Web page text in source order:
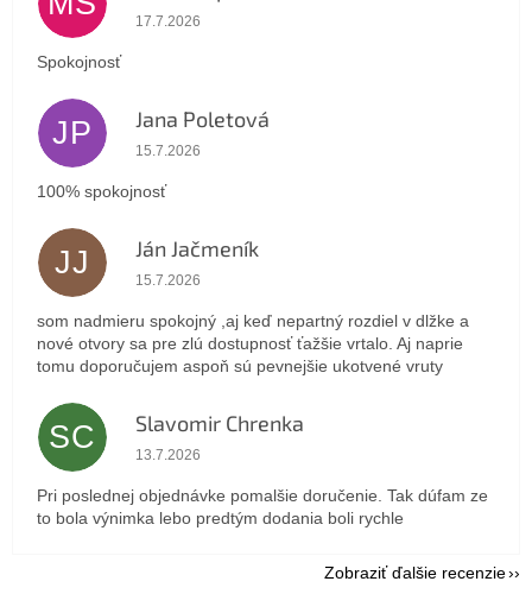
Hodnotenie obchodu je 5 z 5 hviezdičiek.
17.7.2026
Spokojnosť
JP Jana Poletová
Hodnotenie obchodu je 5 z 5 hviezdičiek.
15.7.2026
100% spokojnosť
JJ Ján Jačmeník
Hodnotenie obchodu je 5 z 5 hviezdičiek.
15.7.2026
som nadmieru spokojný ,aj keď nepartný rozdiel v dlžke a
nové otvory sa pre zlú dostupnosť ťažšie vrtalo. Aj naprie
tomu doporučujem aspoň sú pevnejšie ukotvené vruty
SC Slavomir Chrenka
Hodnotenie obchodu je 5 z 5 hviezdičiek.
13.7.2026
Pri poslednej objednávke pomalšie doručenie. Tak dúfam ze
to bola výnimka lebo predtým dodania boli rychle
Zobraziť ďalšie recenzie